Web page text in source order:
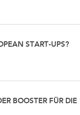
START-UPS?
BOOSTER FÜR DIE